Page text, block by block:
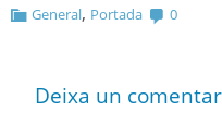
General, Portada 0
Deixa un